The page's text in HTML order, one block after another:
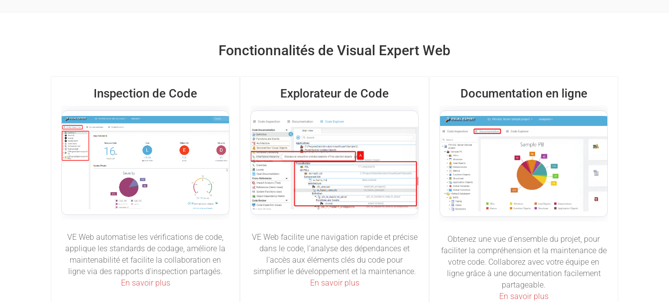
Fonctionnalités de Visual Expert Web
Inspection de Code
VE Web automatise les vérifications de code,
applique les standards de codage, améliore la
maintenabilité et facilite la collaboration en
ligne via des rapports d'inspection partagés.
En savoir plus
Explorateur de Code
VE Web facilite une navigation rapide et précise
dans le code, l’analyse des dépendances et
l’accès aux éléments clés du code pour
simplifier le développement et la maintenance.
En savoir plus
Documentation en ligne
Obtenez une vue d'ensemble du projet, pour
faciliter la compréhension et la maintenance de
votre code. Collaborez avec votre équipe en
ligne grâce à une documentation facilement
partageable.
En savoir plus